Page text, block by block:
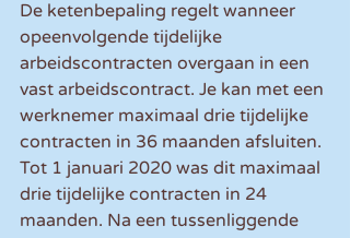
De ketenbepaling regelt wanneer
opeenvolgende tijdelijke
arbeidscontracten overgaan in een
vast arbeidscontract. Je kan met een
werknemer maximaal drie tijdelijke
contracten in 36 maanden afsluiten.
Tot 1 januari 2020 was dit maximaal
drie tijdelijke contracten in 24
maanden. Na een tussenliggende